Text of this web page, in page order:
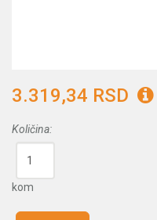
3.319,34 RSD
Količina:
kom